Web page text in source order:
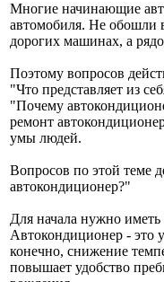
Многие начинающие
автомобиля. Не обошли
дорогих машинах, а
Поэтому вопросов
"Что представляет из
"Почему
ремонт
умы людей.
Вопросов по этой теме
автокондиционер?"
Для начала нужно иметь
Автокондиционер - это
конечно, снижение
повышает удобство